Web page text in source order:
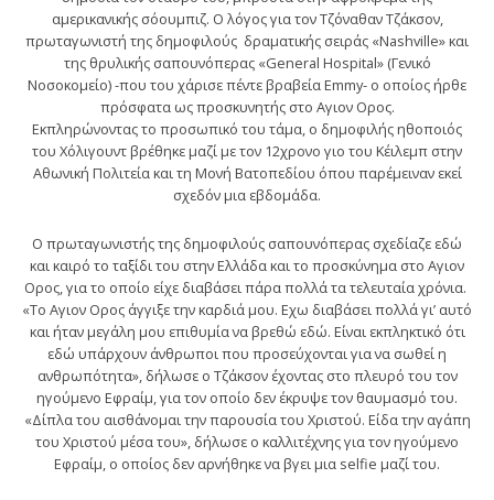
αμερικανικής σόουμπιζ. Ο λόγος για τον Τζόναθαν Τζάκσον,
πρωταγωνιστή της δημοφιλούς δραματικής σειράς «Nashville» και
της θρυλικής σαπουνόπερας «General Hospital» (Γενικό
Νοσοκομείο) -που του χάρισε πέντε βραβεία Emmy- ο οποίος ήρθε
πρόσφατα ως προσκυνητής στο Αγιον Ορος.
Εκπληρώνοντας το προσωπικό του τάμα, ο δημοφιλής ηθοποιός
του Χόλιγουντ βρέθηκε μαζί με τον 12χρονο γιο του Κέιλεμπ στην
Αθωνική Πολιτεία και τη Μονή Βατοπεδίου όπου παρέμειναν εκεί
σχεδόν μια εβδομάδα.
Ο πρωταγωνιστής της δημοφιλούς σαπουνόπερας σχεδίαζε εδώ
και καιρό το ταξίδι του στην Ελλάδα και το προσκύνημα στο Αγιον
Ορος, για το οποίο είχε διαβάσει πάρα πολλά τα τελευταία χρόνια.
«Το Αγιον Ορος άγγιξε την καρδιά μου. Εχω διαβάσει πολλά γι’ αυτό
και ήταν μεγάλη μου επιθυμία να βρεθώ εδώ. Είναι εκπληκτικό ότι
εδώ υπάρχουν άνθρωποι που προσεύχονται για να σωθεί η
ανθρωπότητα», δήλωσε ο Τζάκσον έχοντας στο πλευρό του τον
ηγούμενο Εφραίμ, για τον οποίο δεν έκρυψε τον θαυμασμό του.
«Δίπλα του αισθάνομαι την παρουσία του Χριστού. Είδα την αγάπη
του Χριστού μέσα του», δήλωσε ο καλλιτέχνης για τον ηγούμενο
Εφραίμ, ο οποίος δεν αρνήθηκε να βγει μια selfie μαζί του.